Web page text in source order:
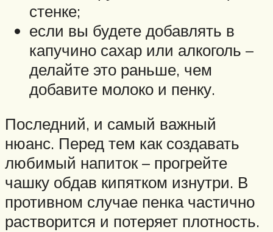
стенке;
если вы будете добавлять в
капучино сахар или алкоголь –
делайте это раньше, чем
добавите молоко и пенку.
Последний, и самый важный
нюанс. Перед тем как создавать
любимый напиток – прогрейте
чашку обдав кипятком изнутри. В
противном случае пенка частично
растворится и потеряет плотность.